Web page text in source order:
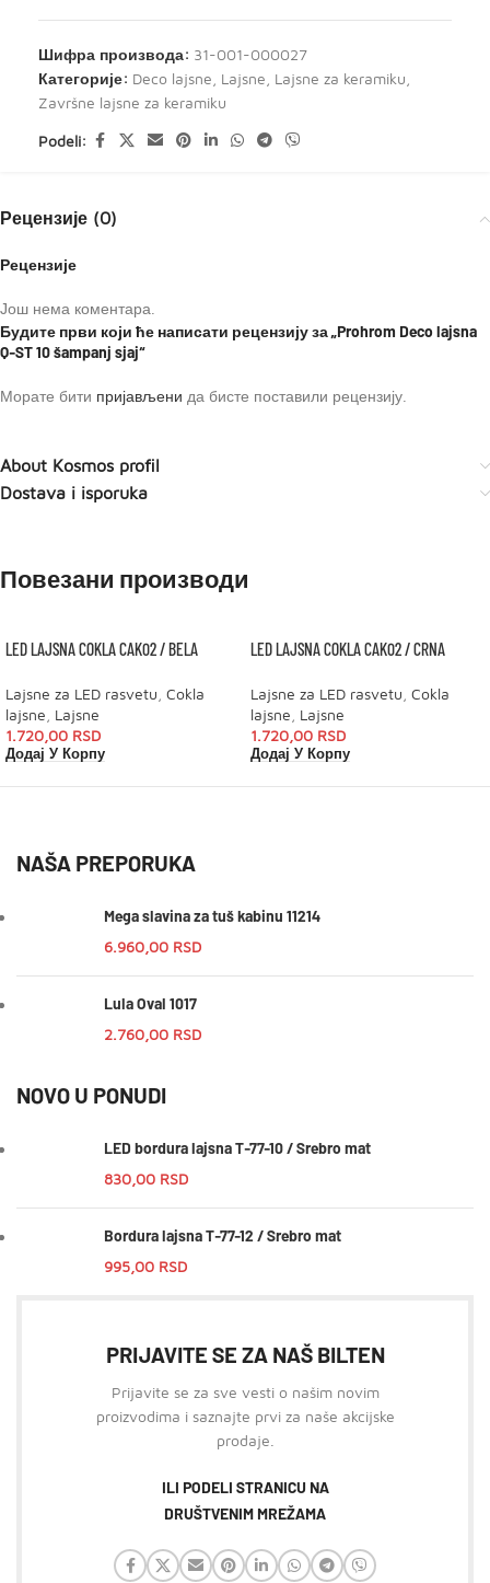
Шифра производа: 31-001-000027
Категорије: Deco lajsne Lajsne Lajsne za keramiku
Završne lajsne za keramiku
Podeli:
Рецензије (0)
Рецензије
Још нема коментара.
Будите први који ће написати рецензију за „Prohrom Deco lajsna
Q-ST 10 šampanj sjaj“
Морате бити пријављени да бисте поставили рецензију.
About Kosmos profil
Dostava i isporuka
Повезани производи
LED LAJSNA COKLA CAK02 / BELA
Lajsne za LED rasvetu Cokla
lajsne Lajsne
1.720,00 RSD
Додај У Корпу
LED LAJSNA COKLA CAK02 / CRNA
Lajsne za LED rasvetu Cokla
lajsne Lajsne
1.720,00 RSD
Додај У Корпу
NAŠA PREPORUKA
Mega slavina za tuš kabinu 11214
6.960,00 RSD
Lula Oval 1017
2.760,00 RSD
NOVO U PONUDI
LED bordura lajsna T-77-10 / Srebro mat
830,00 RSD
Bordura lajsna T-77-12 / Srebro mat
995,00 RSD
PRIJAVITE SE ZA NAŠ BILTEN
Prijavite se za sve vesti o našim novim
proizvodima i saznajte prvi za naše akcijske
prodaje.
ILI PODELI STRANICU NA
DRUŠTVENIM MREŽAMA